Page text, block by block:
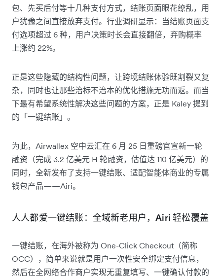
包、先买后付等十几种支付方式，结账页面眼花缭乱，用
户犹豫之间直接放弃支付。行业调研显示：当结账页面支
付选项超过 6 种，用户决策时长会直接翻倍，弃购概率
上涨约 22%。
正是这些隐藏的结构性问题，让跨境结账体验既割裂又复
杂，同时也让那些治标不治本的优化措施无功而返。而当
下最有希望系统性解决这些问题的方案，正是 Kaley 提到
的「一键结账」。
为此，Airwallex 空中云汇在 6 月 25 日重磅官宣新一轮
融资（完成 3.2 亿美元 H 轮融资，估值达 110 亿美元）的
同时，全新发布了支持一键结账、适配智能体商业的专属
钱包产品——Airi。
人人都爱一键结账：全域新老用户，Airi 轻松覆盖
一键结账，在海外被称为 One-Click Checkout（简称
OCC），简单来说就是用户一次性安全绑定支付信息，
然后在全网络合作商户实现无重复填写、一键确认付款的